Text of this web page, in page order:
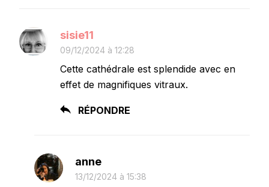
sisie11
09/12/2024 à 12:28
Cette cathédrale est splendide avec en
effet de magnifiques vitraux.
RÉPONDRE
anne
13/12/2024 à 15:38